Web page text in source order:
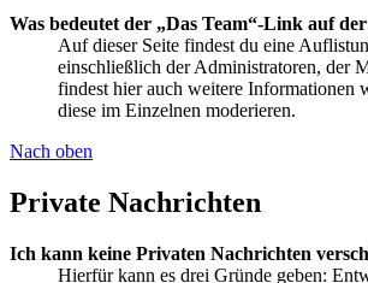
Was bedeutet der „Das Team“-Link auf
Auf dieser Seite findest du eine
einschließlich der Administratoren, der
findest hier auch weitere Informationen
diese im Einzelnen moderieren.
Nach oben
Private Nachrichten
Ich kann keine Privaten Nachrichten
Hierfür kann es drei Gründe geben: